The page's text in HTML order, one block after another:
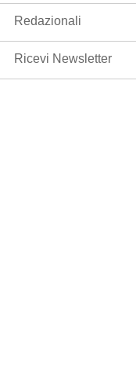
Redazionali
Ricevi Newsletter